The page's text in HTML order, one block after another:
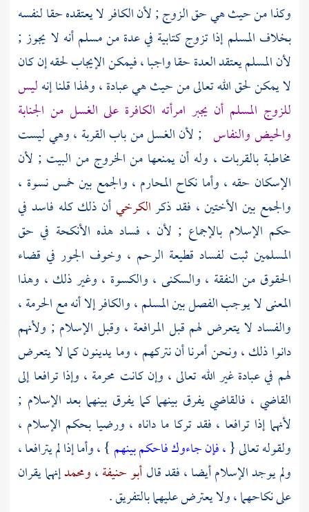
وكذا من حيث هي حق الزوج ; لأن الكافر لا يعتقده حقا لنفسه
بخلاف المسلم إذا تزوج كتابية في عدة من مسلم أنه لا يجوز ;
لأن المسلم يعتقد العدة حقا واجبا ، فيمكن الإيجاب لحقه إن كان
لا يمكن لحق الله تعالى من حيث هي عبادة ، ولهذا قلنا إنهليس
للزوج المسلم أن يجبر امرأته الكافرة على الغسل من الجنابة
والحيض والنفاس ; لأن الغسل من باب القربة ، وهي ليست
مخاطبة بالقربات ، وله أن يمنعها من الخروج من البيت ; لأن
الإسكان حقه ، وأما نكاح المحارم ، والجمع بين خمس نسوة ،
والجمع بين الأختين ، فقد ذكرالكرخيأن ذلك كله فاسد في
حكم الإسلام بالإجماع ; لأن ، فساد هذه الأنكحة في حق
المسلمين ثبت لفساد قطيعة الرحم ، وخوف الجور في قضاء
الحقوق من النفقة ، والسكنى ، والكسوة ، وغير ذلك ، وهذا
المعنى لا يوجب الفصل بين المسلم ، والكافر إلا أنه مع الحرمة ،
والفساد لا يتعرض لهم قبل المرافعة ، وقبل الإسلام ; ولأنهم
دانوا ذلك ، ونحن أمرنا أن نتركهم ، وما يدينون كما لا يتعرض
لهم في عبادة غير الله تعالى ، وإن كانت محرمة ، وإذا ترافعا إلى
القاضي ، فالقاضي يفرق بينهما كما يفرق بينهما بعد الإسلام ;
لأنهما إذا ترافعا ، فقد تركا ما داناه ، ورضيا بحكم الإسلام ،
ولقوله تعالى {، فإن جاءوك فاحكم بينهم } ، وأما إذا لم يترافعا ،
ولم يوجد الإسلام أيضا ، فقد قالأبو حنيفة،ومحمدإنهما يقران
على نكاحهما ، ولا يعترض عليهما بالتفريق .